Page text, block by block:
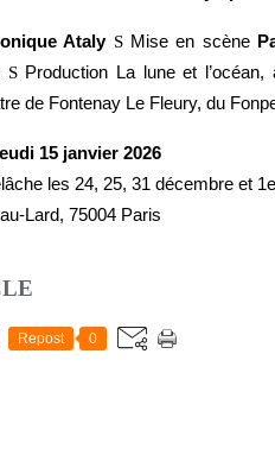
Ataly S Mise en scène
SProduction La lune et l’océan,
de Fontenay Le Fleury, du
15 janvier 2026
les 24, 25, 31 décembre et
Lard, 75004 Paris
Repost 0